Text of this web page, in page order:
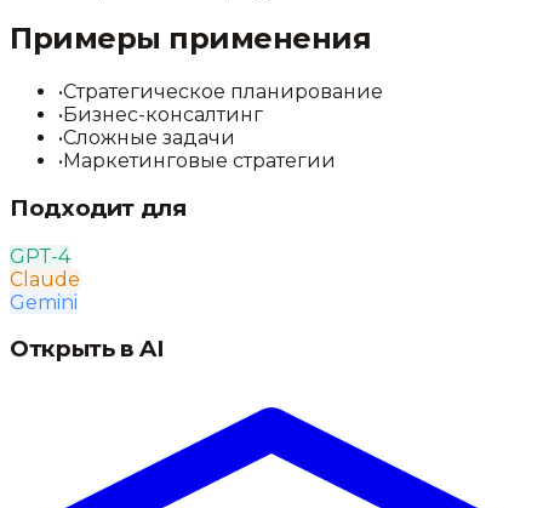
Примеры применения
•Стратегическое планирование
•Бизнес-консалтинг
•Сложные задачи
•Маркетинговые стратегии
Подходит для
GPT-4
Claude
Gemini
Открыть в AI